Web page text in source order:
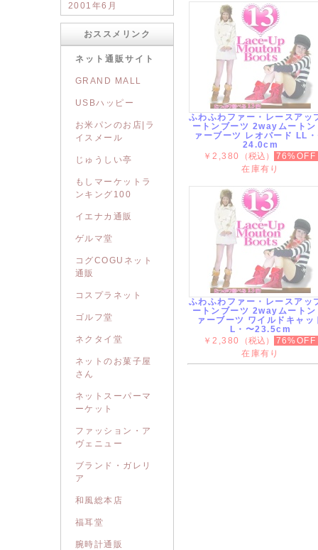
ふわふわファー・レースアッ
ートンブーツ 2wayムート
ァーブーツ レオパード LL
24.0cm
￥2,380
（税込）
76%OFF
在庫有り
ふわふわファー・レースアッ
ートンブーツ 2wayムート
ァーブーツ ワイルドキャッ
L・〜23.5cm
￥2,380
（税込）
76%OFF
在庫有り
2001年6月
おススメリンク
ネット通販サイト
GRAND MALL
USBハッピー
お米パンのお店|ラ
イスメール
じゅうしい亭
もしマーケットラ
ンキング100
イエナカ通販
ゲルマ堂
コグCOGUネット
通販
コスプラネット
ゴルフ堂
ネクタイ堂
ネットのお菓子屋
さん
ネットスーパーマ
ーケット
ファッション・ア
ヴェニュー
ブランド・ガレリ
ア
和風総本店
福耳堂
腕時計通販